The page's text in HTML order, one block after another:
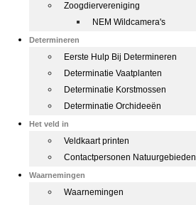
Zoogdiervereniging
NEM Wildcamera's
Determineren
Eerste Hulp Bij Determineren
Determinatie Vaatplanten
Determinatie Korstmossen
Determinatie Orchideeën
Het veld in
Veldkaart printen
Contactpersonen Natuurgebieden
Waarnemingen
Waarnemingen